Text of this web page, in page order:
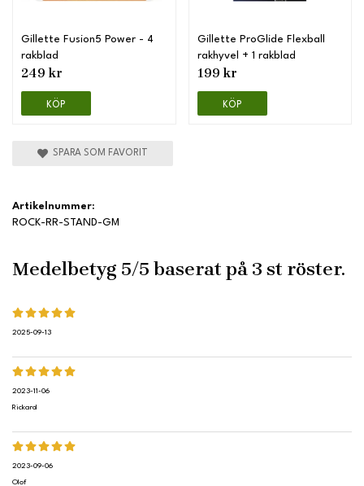
Gillette Fusion5 Power - 4
rakblad
249 kr
KÖP
Gillette ProGlide Flexball
rakhyvel + 1 rakblad
199 kr
KÖP
SPARA SOM FAVORIT
Artikelnummer:
ROCK-RR-STAND-GM
Medelbetyg 5/5 baserat på 3 st röster.
2025-09-13
2023-11-06
Rickard
2023-09-06
Olof